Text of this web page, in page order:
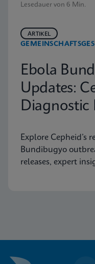
Lesedauer von 6 Min.
ARTIKEL
Ebola
Updates:
Diagnostic
Explore Cepheid’s
Bundibugyo
releases, expert